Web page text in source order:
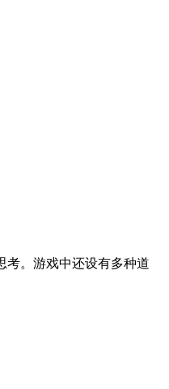
考。游戏中还设有多种道